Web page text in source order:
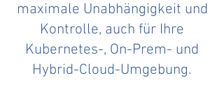
maximale Unabhängigkeit und
Kontrolle, auch für Ihre
Kubernetes-, On-Prem- und
Hybrid-Cloud-Umgebung.